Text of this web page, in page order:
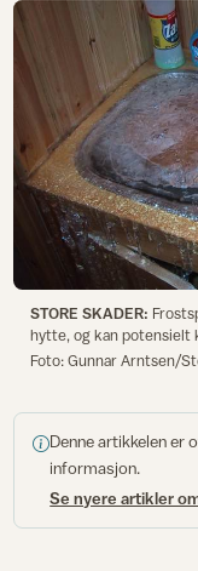
STORE SKADER:
hytte, og kan potensielt
Foto: Gunnar Arntsen/
Denne artikkelen er
informasjon.
Se nyere artikler